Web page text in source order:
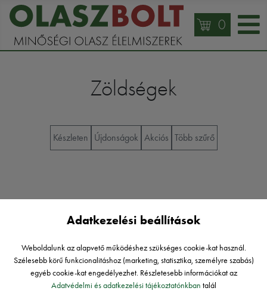
0
Zöldségek
Készleten Újdonságok Akciós Több szűrő
Első Előző 1 2 3 4 Következő Utolsó
Adatkezelési beállítások
Weboldalunk az alapvető működéshez szükséges cookie-kat használ.
Szélesebb körű funkcionalitáshoz (marketing, statisztika, személyre szabás)
egyéb cookie-kat engedélyezhet. Részletesebb információkat az
Adatvédelmi és adatkezelési tájékoztatónkban talál